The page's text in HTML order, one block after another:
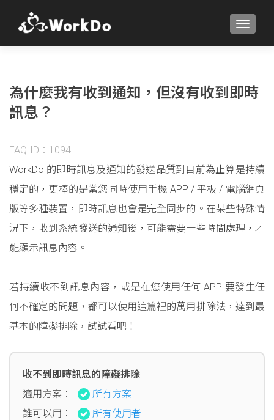
為什麼我有收到通知，但沒有收到即時
訊息？
FAQ-ID：1094
WorkDo 的即時訊息及通知的發送品質到目前為止算是持續
穩定的，更棒的是當您同時使用手機 APP / 平板 / 電腦網頁
版等多種裝置，即時訊息也會是完全同步的。在某些特殊情
況下，收到系統發送的通知後，可能需要一些時間處理，才
能顯示訊息內容。
若持續收不到訊息內容，或是在您使用任何 APP 要發生任
何不確定的問題，都可以使用這篇裡的萬用排除法，達到最
基本的障礙排除，試試看吧！
收不到即時訊息的障礙排除
適用方案：
所有方案
誰可以用：
所有使用者